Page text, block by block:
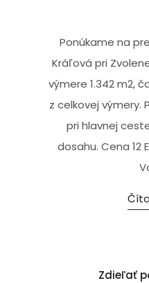
Ponúkame na
Kráľová pri
výmere 1.342 m2,
z celkovej výmery.
pri hlavnej
dosahu. Cena 12
Zdieľať